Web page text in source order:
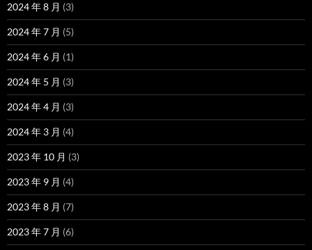
2024 年 8 月 (3)
2024 年 7 月 (5)
2024 年 6 月 (1)
2024 年 5 月 (3)
2024 年 4 月 (3)
2024 年 3 月 (4)
2023 年 10 月 (3)
2023 年 9 月 (4)
2023 年 8 月 (7)
2023 年 7 月 (6)